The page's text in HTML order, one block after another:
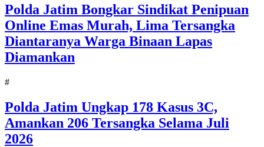
Polda Jatim Bongkar Sindikat Penipuan
Online Emas Murah, Lima Tersangka
Diantaranya Warga Binaan Lapas
Diamankan
#
Polda Jatim Ungkap 178 Kasus 3C,
Amankan 206 Tersangka Selama Juli
2026